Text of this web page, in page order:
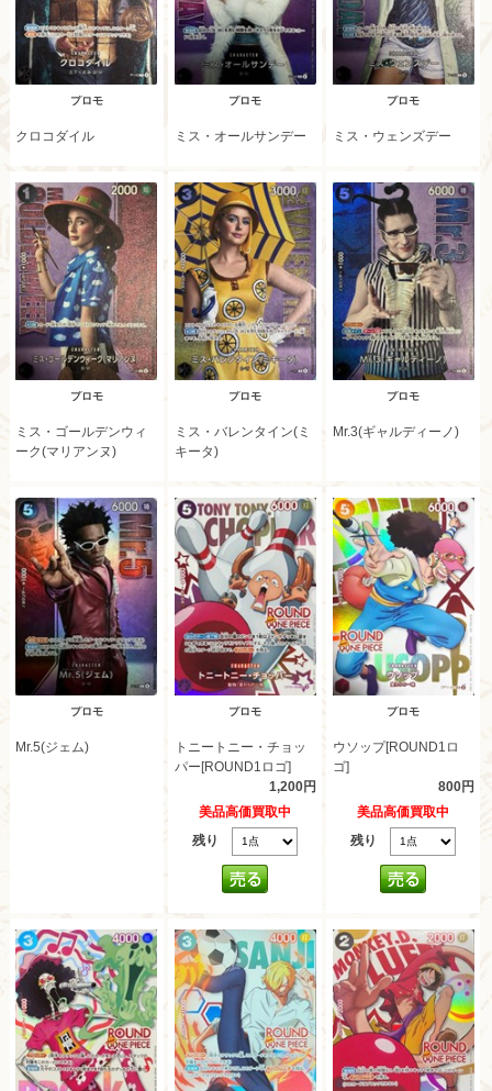
プロモ
クロコダイル
プロモ
ミス・オールサンデー
プロモ
ミス・ウェンズデー
プロモ
ミス・ゴールデンウィ
ーク(マリアンヌ)
プロモ
ミス・バレンタイン(ミ
キータ)
プロモ
Mr.3(ギャルディーノ)
プロモ
Mr.5(ジェム)
プロモ
トニートニー・チョッ
パー[ROUND1ロゴ]
1,200円
美品高価買取中
残り
プロモ
ウソップ[ROUND1ロ
ゴ]
800円
美品高価買取中
残り